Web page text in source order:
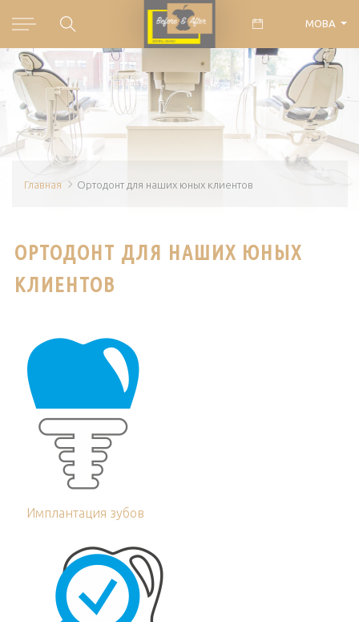
МОВА
Главная Ортодонт для наших юных клиентов
ОРТОДОНТ ДЛЯ НАШИХ ЮНЫХ
КЛИЕНТОВ
Имплантация зубов